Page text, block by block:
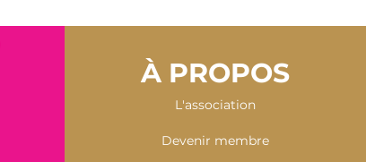
​À PROPOS
L'association
Devenir membre